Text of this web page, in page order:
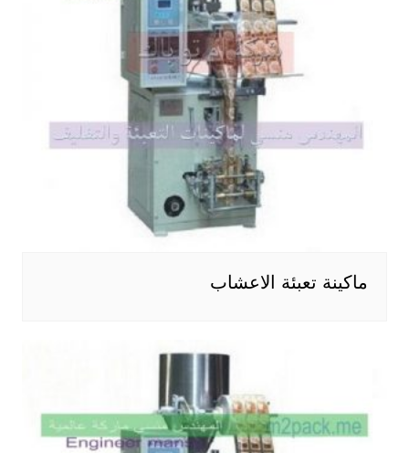
ماكينة تعبئة الاعشاب